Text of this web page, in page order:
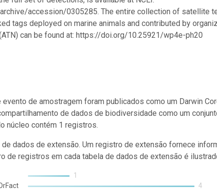
accession/0305285. The entire collection of satellite
tags deployed on marine animals and contributed by
can be found at: https://doi.org/10.25921/wp4e-ph20
de amostragem foram publicados como um Darwin
de dados de biodiversidade como um
núcleo contém 1 registros.
dados de extensão. Um registro de extensão fornece
de registros em cada tabela de dados de extensão é
1
4